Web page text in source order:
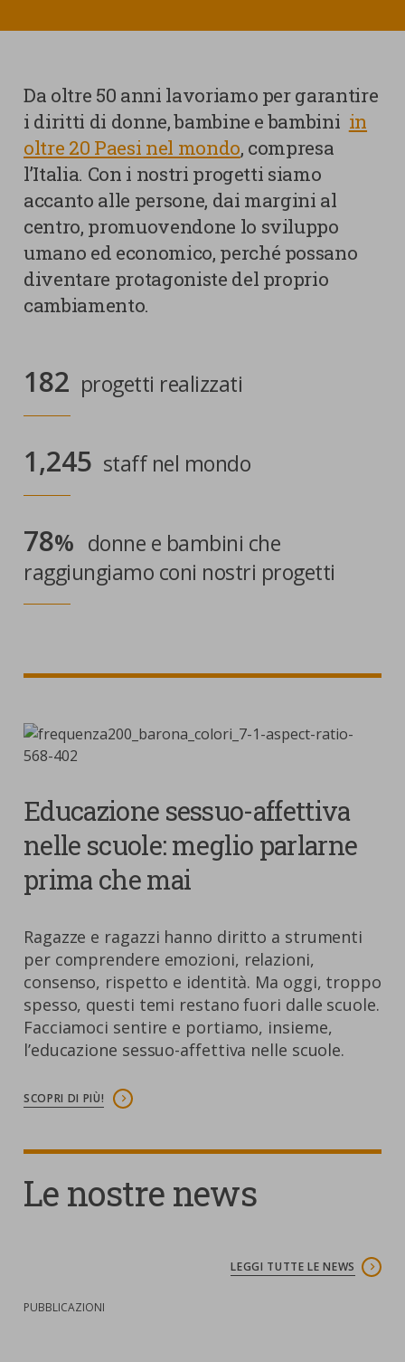
PARTECIPA
Contatti
Ufficio Stampa
Centro studi
Aziende e Fondazioni
Trasparenza
Lavora con noi
Cookie di Analisi
Cookie di marketing
Cookie di terze parti
WeWorld Onlus
Da oltre 50 anni lavoriamo per garantire
i diritti di donne, bambine e bambini in
oltre 20 Paesi nel mondo, compresa
l’Italia. Con i nostri progetti siamo
accanto alle persone, dai margini al
centro, promuovendone lo sviluppo
umano ed economico, perché possano
diventare protagoniste del proprio
cambiamento.
182 progetti realizzati
1,245 staff nel mondo
78% donne e bambini che
raggiungiamo coni nostri progetti
Educazione sessuo-affettiva
nelle scuole: meglio parlarne
prima che mai
Ragazze e ragazzi hanno diritto a strumenti
per comprendere emozioni, relazioni,
consenso, rispetto e identità. Ma oggi, troppo
spesso, questi temi restano fuori dalle scuole.
Facciamoci sentire e portiamo, insieme,
l’educazione sessuo-affettiva nelle scuole.
SCOPRI DI PIÙ!
Le nostre news
LEGGI TUTTE LE NEWS
:PUBBLICAZIONI